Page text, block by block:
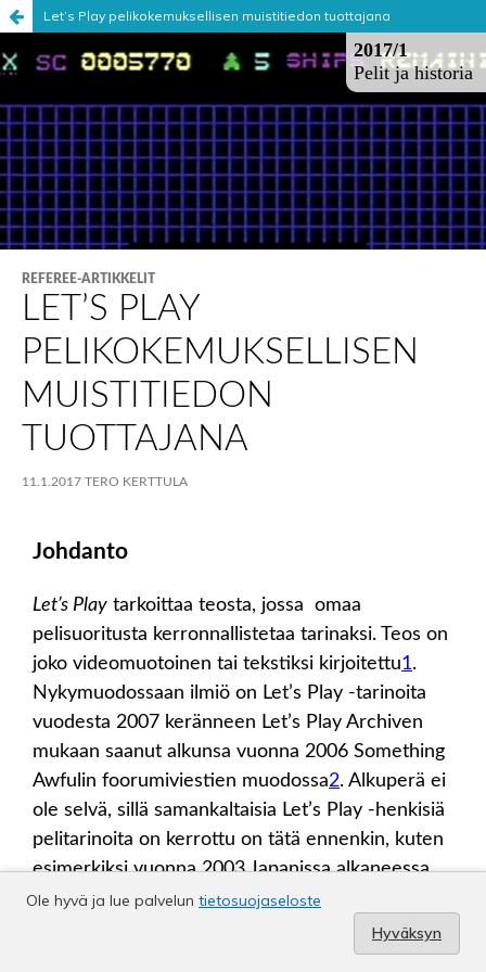
Let’s Play pelikokemuksellisen muistitiedon tuottajana
Ole hyvä ja lue palvelun tietosuojaseloste
Hyväksyn
Tieteellisten seurain valtuuskunta.